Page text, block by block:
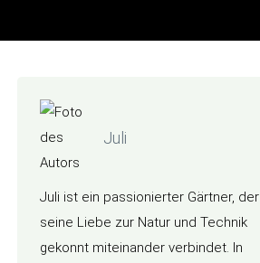
Juli
Juli ist ein passionierter Gärtner, der
seine Liebe zur Natur und Technik
gekonnt miteinander verbindet. In